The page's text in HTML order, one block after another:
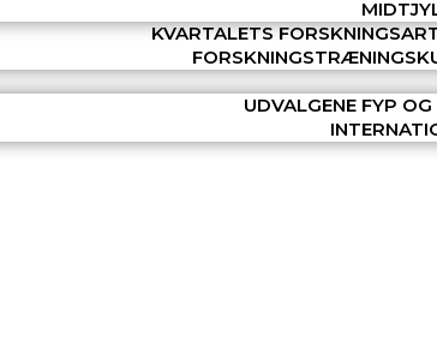
KVARTALETS
UDVALGENE FYP